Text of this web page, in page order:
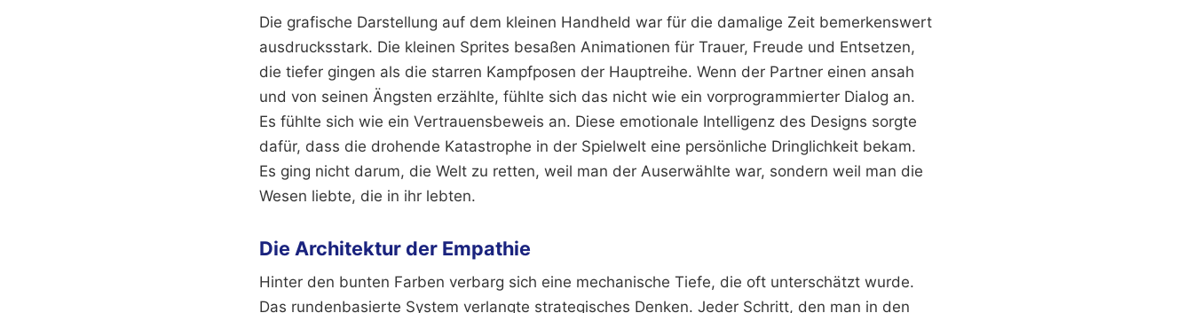
Die grafische Darstellung auf dem kleinen Handheld war für die damalige Zeit bemerkenswert
ausdrucksstark. Die kleinen Sprites besaßen Animationen für Trauer, Freude und Entsetzen,
die tiefer gingen als die starren Kampfposen der Hauptreihe. Wenn der Partner einen ansah
und von seinen Ängsten erzählte, fühlte sich das nicht wie ein vorprogrammierter Dialog an.
Es fühlte sich wie ein Vertrauensbeweis an. Diese emotionale Intelligenz des Designs sorgte
dafür, dass die drohende Katastrophe in der Spielwelt eine persönliche Dringlichkeit bekam.
Es ging nicht darum, die Welt zu retten, weil man der Auserwählte war, sondern weil man die
Wesen liebte, die in ihr lebten.
Die Architektur der Empathie
Hinter den bunten Farben verbarg sich eine mechanische Tiefe, die oft unterschätzt wurde.
Das rundenbasierte System verlangte strategisches Denken. Jeder Schritt, den man in den